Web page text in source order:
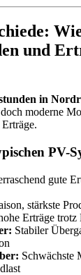
und
in
moderne
PV-
gute
stärkste
Erträge trotz
Stabiler
Schwächste